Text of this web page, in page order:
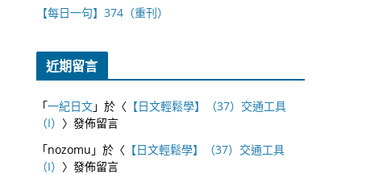
【每日一句】374（重刊）
近期留言
「一紀日文」於〈 【日文輕鬆學】（37）交通工具
（I） 〉發佈留言
「nozomu 」於〈 【日文輕鬆學】（37）交通工具
（I） 〉發佈留言